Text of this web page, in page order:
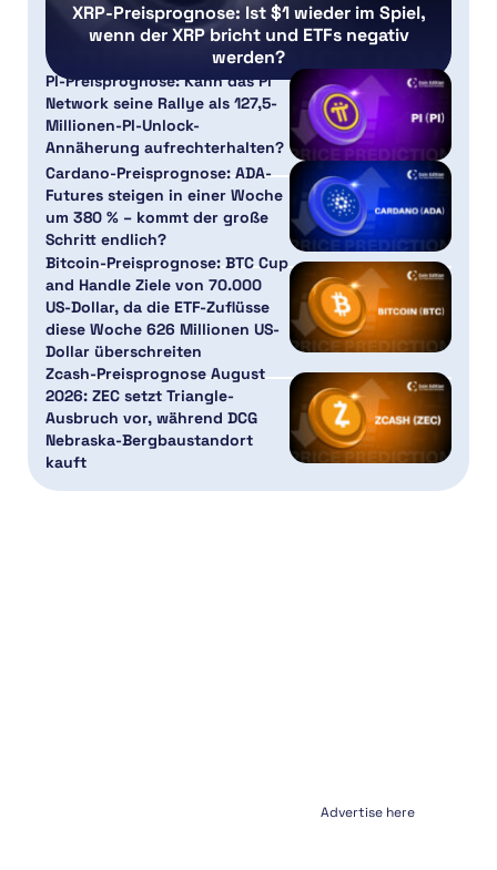
XRP-Preisprognose: Ist $1 wieder im Spiel,
wenn der XRP bricht und ETFs negativ
werden?
PI-Preisprognose: Kann das Pi
Network seine Rallye als 127,5-
Millionen-PI-Unlock-
Annäherung aufrechterhalten?
Cardano-Preisprognose: ADA-
Futures steigen in einer Woche
um 380 % – kommt der große
Schritt endlich?
Bitcoin-Preisprognose: BTC Cup
and Handle Ziele von 70.000
US-Dollar, da die ETF-Zuflüsse
diese Woche 626 Millionen US-
Dollar überschreiten
Zcash-Preisprognose August
2026: ZEC setzt Triangle-
Ausbruch vor, während DCG
Nebraska-Bergbaustandort
kauft
Advertise here